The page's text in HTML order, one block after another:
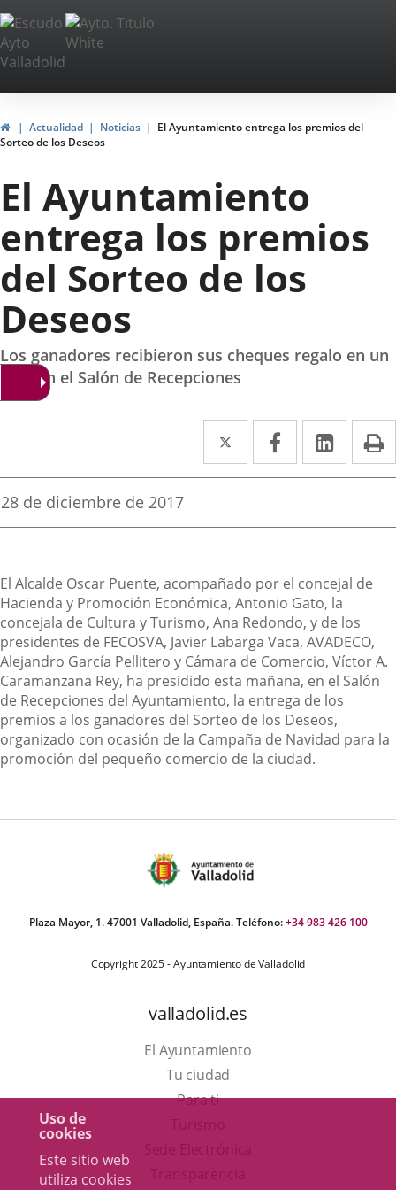
Uso de
cookies
Este sitio web
utiliza cookies
Saltar al contenido
Portal
Web
del
Ayuntamiento
de
Valladolid
InicioActualidad Noticias
El Ayuntamiento entrega los premios del
Sorteo de los Deseos
El Ayuntamiento
entrega los premios
del Sorteo de los
Deseos
Los ganadores recibieron sus cheques regalo en un
acto en el Salón de Recepciones
Twitter
Enlace
a
aplicación
Facebook
Enlace
a
aplicación
Enlace
a
Fecha
la
28 de diciembre de 2017
Descripción
El Alcalde Oscar Puente, acompañado por el concejal de
Hacienda y Promoción Económica, Antonio Gato, la
concejala de Cultura y Turismo, Ana Redondo, y de los
presidentes de FECOSVA, Javier Labarga Vaca, AVADECO,
Alejandro García Pellitero y Cámara de Comercio, Víctor A.
Caramanzana Rey, ha presidido esta mañana, en el Salón
de Recepciones del Ayuntamiento, la entrega de los
premios a los ganadores del Sorteo de los Deseos,
organizado con ocasión de la Campaña de Navidad para la
promoción del pequeño comercio de la ciudad.
Plaza Mayor, 1. 47001 Valladolid, España. Teléfono:+34 983 426 100
Copyright 2025 - Ayuntamiento de Valladolid
valladolid.es
El Ayuntamiento
Tu ciudad
Para ti